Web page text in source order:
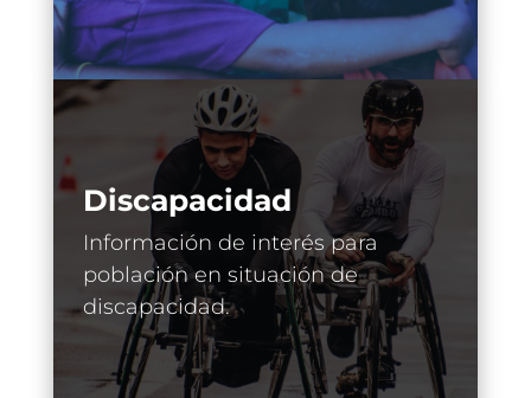
Discapacidad
Información de interés para
población en situación de
discapacidad.